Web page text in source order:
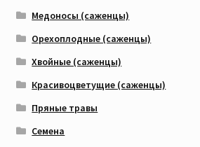
Медоносы (саженцы)
Орехоплодные (саженцы)
Хвойные (саженцы)
Красивоцветущие (саженцы)
Пряные травы
Семена